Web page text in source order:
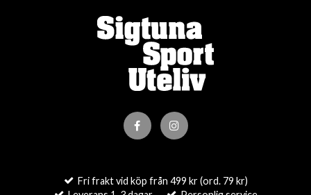
Fri frakt vid köp från 499 kr (ord. 79 kr)